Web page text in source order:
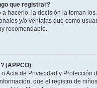
que registrar?
a hacerlo, la decisión la toman
y/o ventajas que como
recomendable.
(APPCO)
o Acta de Privacidad y
que el registro de